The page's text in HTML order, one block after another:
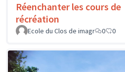
Réenchanter les cours de
récréation
Ecole du Clos de imagr
0 0